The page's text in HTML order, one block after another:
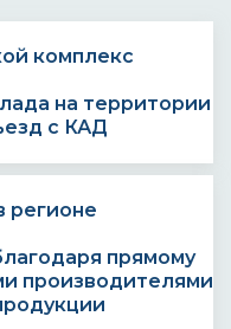
на территории
с КАД
прямому
производителями